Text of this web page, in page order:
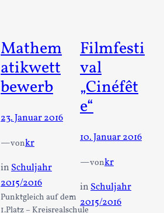
Mathem
atikwett
bewerb
23. Januar 2016
—vonkr
inSchuljahr
2015/2016
Punktgleich auf dem
1.Platz – Kreisrealschule
Filmfesti
val
„Cinéfêt
e“
10. Januar 2016
—vonkr
inSchuljahr
2015/2016